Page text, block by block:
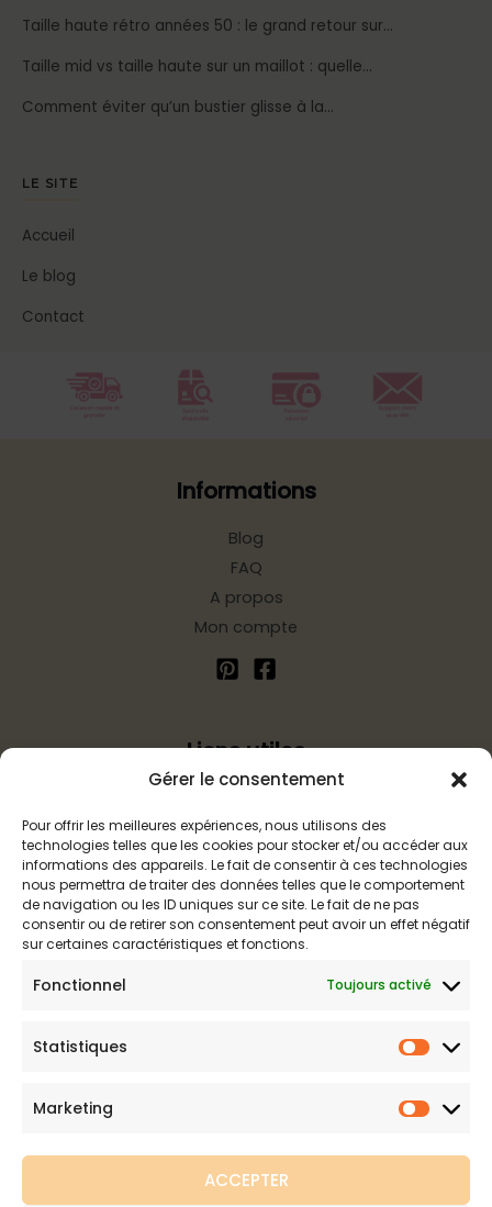
Gérer le consentement
Pour offrir les meilleures expériences, nous utilisons des
technologies telles que les cookies pour stocker et/ou accéder aux
informations des appareils. Le fait de consentir à ces technologies
nous permettra de traiter des données telles que le comportement
de navigation ou les ID uniques sur ce site. Le fait de ne pas
consentir ou de retirer son consentement peut avoir un effet négatif
sur certaines caractéristiques et fonctions.
Fonctionnel Toujours activé
Statistiques
Marketing
ACCEPTER
Taille haute rétro années 50 : le grand retour sur…
Taille mid vs taille haute sur un maillot : quelle…
Comment éviter qu’un bustier glisse à la…
LE SITE
Accueil
Le blog
Contact
Informations
Blog
FAQ
A propos
Mon compte
Liens utiles
Mentions légales
Politique de confidentialité
Politique de remboursements
Conditions générales de vente et d’utilisation
Boutique de maillots gainants
Maillot de bain gainant est votre boutique en ligne de
produits ou une demande sur votre commande, contactez-